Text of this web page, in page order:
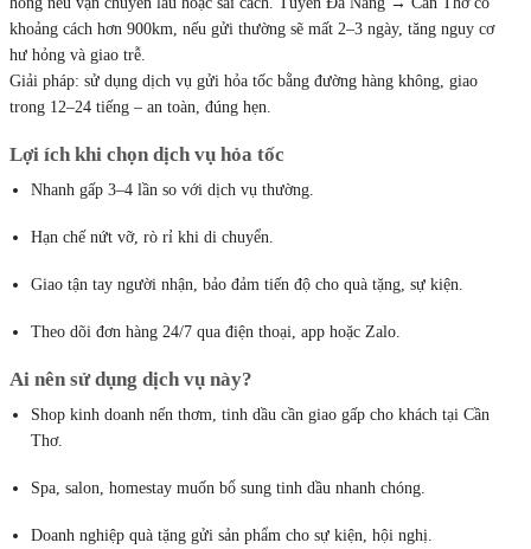
khoảng cách hơn 900km, nếu gửi thường sẽ mất 2–3 ngày, tăng nguy cơ
hư hỏng và giao trễ.
Giải pháp: sử dụng dịch vụ gửi hỏa tốc bằng đường hàng không, giao
trong 12–24 tiếng – an toàn, đúng hẹn.
Lợi ích khi chọn dịch vụ hỏa tốc
Nhanh gấp 3–4 lần so với dịch vụ thường.
Hạn chế nứt vỡ, rò rỉ khi di chuyển.
Giao tận tay người nhận, bảo đảm tiến độ cho quà tặng, sự kiện.
Theo dõi đơn hàng 24/7 qua điện thoại, app hoặc Zalo.
Ai nên sử dụng dịch vụ này?
Shop kinh doanh nến thơm, tinh dầu cần giao gấp cho khách tại Cần
Thơ.
Spa, salon, homestay muốn bổ sung tinh dầu nhanh chóng.
Doanh nghiệp quà tặng gửi sản phẩm cho sự kiện, hội nghị.